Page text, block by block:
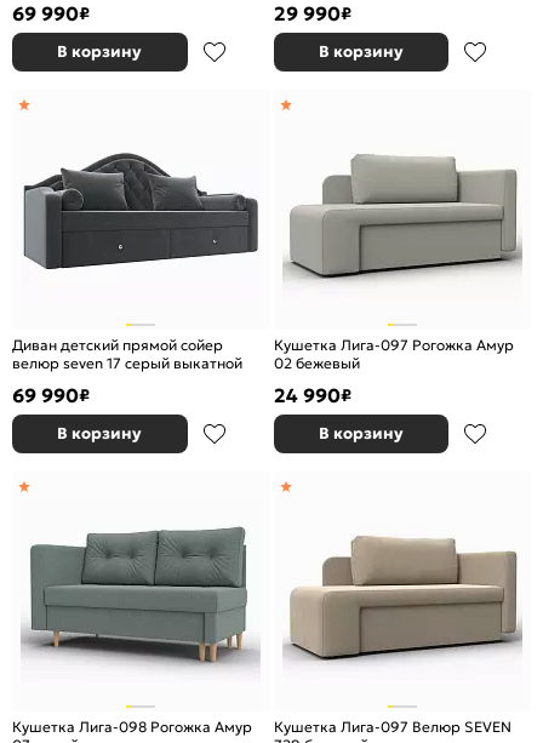
69 990₽
В корзину
29 990₽
В корзину
Диван детский прямой сойер
велюр seven 17 серый выкатной
69 990₽
В корзину
Кушетка Лига-097 Рогожка Амур
02 бежевый
24 990₽
В корзину
Кушетка Лига-098 Рогожка Амур
Кушетка Лига-097 Велюр SEVEN